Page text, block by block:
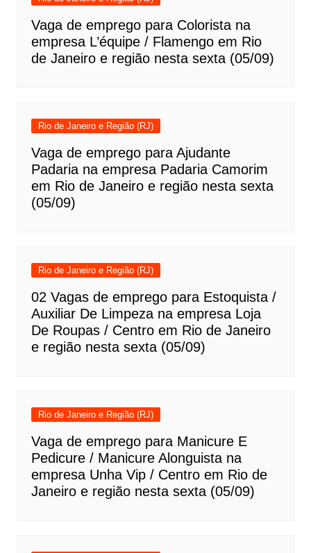
Vaga de emprego para Colorista na
empresa L’équipe / Flamengo em Rio
de Janeiro e região nesta sexta (05/09)
Rio de Janeiro e Região (RJ)
Vaga de emprego para Ajudante
Padaria na empresa Padaria Camorim
em Rio de Janeiro e região nesta sexta
(05/09)
Rio de Janeiro e Região (RJ)
02 Vagas de emprego para Estoquista /
Auxiliar De Limpeza na empresa Loja
De Roupas / Centro em Rio de Janeiro
e região nesta sexta (05/09)
Rio de Janeiro e Região (RJ)
Vaga de emprego para Manicure E
Pedicure / Manicure Alonguista na
empresa Unha Vip / Centro em Rio de
Janeiro e região nesta sexta (05/09)